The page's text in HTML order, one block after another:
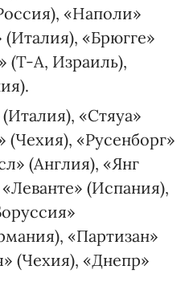
«Наполи»
«Брюгге»
(Т-А, Израиль),
«Стяуа»
(Чехия), «Русенборг»
(Англия), «Янг
(Испания),
«Партизан»
(Чехия), «Днепр»